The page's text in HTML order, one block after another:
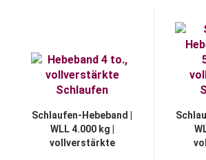
Schlaufen-Hebeband |
WLL 4.000 kg |
vollverstärkte